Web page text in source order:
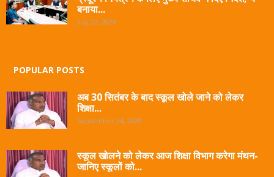
बनाया...
July 22, 2026
POPULAR POSTS
अब 30 सितंबर के बाद स्कूल खोले जाने को लेकर
शिक्षा...
September 24, 2020
स्कूल खोलने को लेकर आज शिक्षा विभाग करेगा मंथन-
जानिए स्कूलों को...